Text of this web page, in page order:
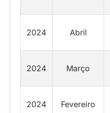
2024 Abril
2024 Março
2024 Fevereiro